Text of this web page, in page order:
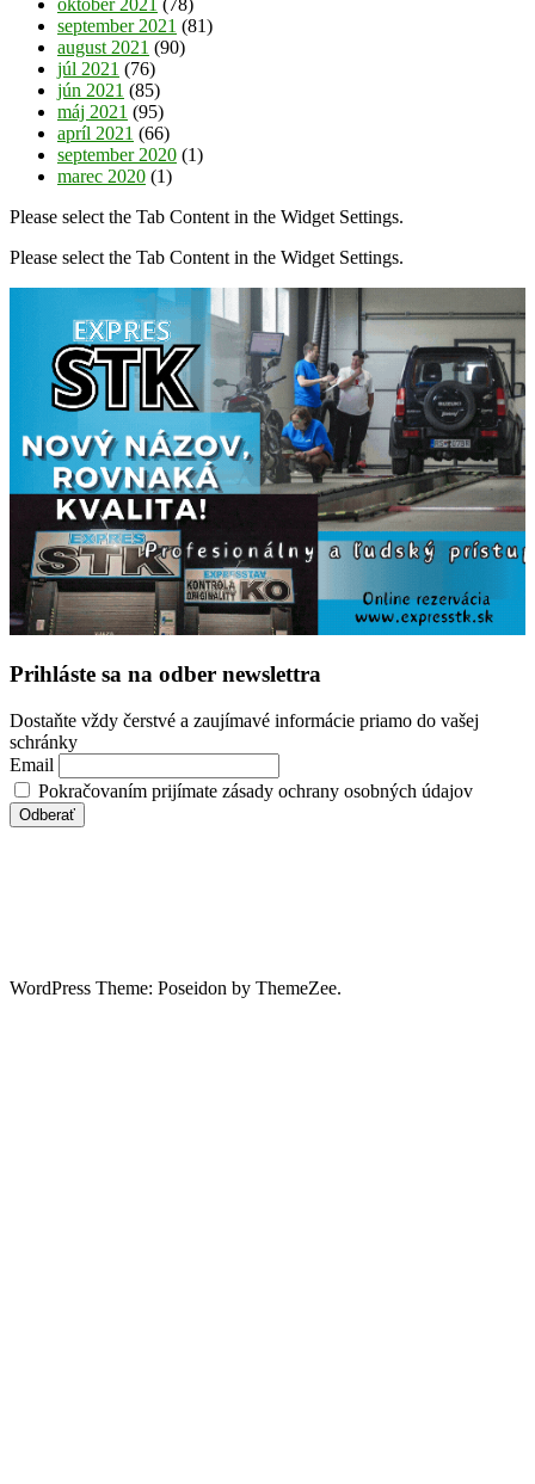
september 2021 (81)
august 2021 (90)
júl 2021 (76)
jún 2021 (85)
máj 2021 (95)
apríl 2021 (66)
september 2020 (1)
marec 2020 (1)
Please select the Tab Content in the Widget Settings.
Please select the Tab Content in the Widget Settings.
Prihláste sa na odber newslettra
Dostaňte vždy čerstvé a zaujímavé informácie priamo do vašej
schránky
Email
Pokračovaním prijímate zásady ochrany osobných údajov
WordPress Theme: Poseidon by ThemeZee.